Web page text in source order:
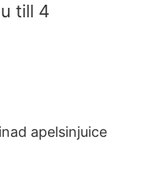
till 4
apelsinjuice